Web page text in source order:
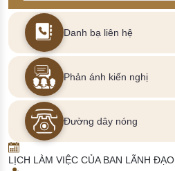
Danh bạ liên hệ
Phản ánh kiến nghị
Đường dây nóng
LỊCH LÀM VIỆC CỦA BAN LÃNH ĐẠO